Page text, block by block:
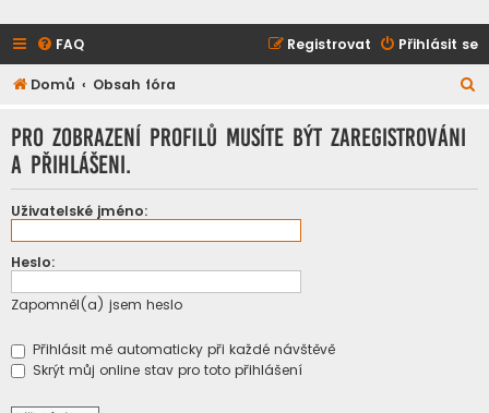
FAQ Přihlásit se
Registrovat
Domů Obsah fóra
Pro zobrazení profilů musíte být zaregistrováni
a přihlášeni.
Uživatelské jméno:
Heslo:
Zapomněl(a) jsem heslo
Přihlásit mě automaticky při každé návštěvě
Skrýt můj online stav pro toto přihlášení